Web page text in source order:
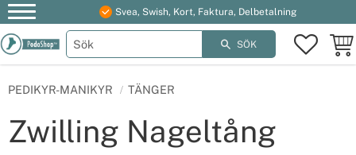
Meny
Svea, Swish, Kort, Faktura, Delbetalning
SÖK
PEDIKYR-MANIKYR TÄNGER
Zwilling Nageltång